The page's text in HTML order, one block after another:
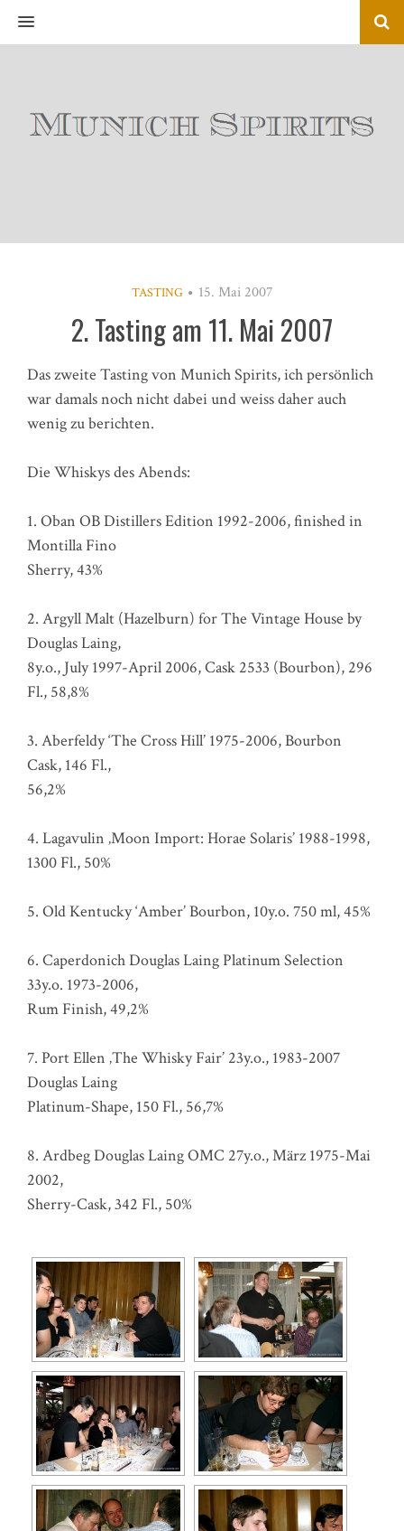
MENU
TASTING 15. Mai 2007
2. Tasting am 11. Mai 2007
Das zweite Tasting von Munich Spirits, ich persönlich
war damals noch nicht dabei und weiss daher auch
wenig zu berichten.
Die Whiskys des Abends:
1. Oban OB Distillers Edition 1992-2006, finished in
Montilla Fino
Sherry, 43%
2. Argyll Malt (Hazelburn) for The Vintage House by
Douglas Laing,
8y.o., July 1997-April 2006, Cask 2533 (Bourbon), 296
Fl., 58,8%
3. Aberfeldy ‘The Cross Hill’ 1975-2006, Bourbon
Cask, 146 Fl.,
56,2%
4. Lagavulin ‚Moon Import: Horae Solaris’ 1988-1998,
1300 Fl., 50%
5. Old Kentucky ‘Amber’ Bourbon, 10y.o. 750 ml, 45%
6. Caperdonich Douglas Laing Platinum Selection
33y.o. 1973-2006,
Rum Finish, 49,2%
7. Port Ellen ‚The Whisky Fair’ 23y.o., 1983-2007
Douglas Laing
Platinum-Shape, 150 Fl., 56,7%
8. Ardbeg Douglas Laing OMC 27y.o., März 1975-Mai
2002,
Sherry-Cask, 342 Fl., 50%